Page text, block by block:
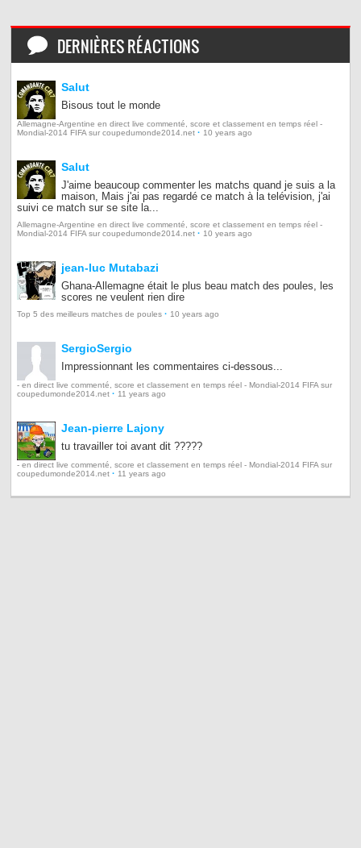
DERNIÈRES RÉACTIONS
Salut
Bisous tout le monde
Allemagne-Argentine en direct live commenté, score et classement en temps réel -
Mondial-2014 FIFA sur coupedumonde2014.net · 10 years ago
Salut
J'aime beaucoup commenter les matchs quand je suis a la
maison, Mais j'ai pas regardé ce match à la telévision, j'ai
suivi ce match sur se site la...
Allemagne-Argentine en direct live commenté, score et classement en temps réel -
Mondial-2014 FIFA sur coupedumonde2014.net · 10 years ago
jean-luc Mutabazi
Ghana-Allemagne était le plus beau match des poules, les
scores ne veulent rien dire
Top 5 des meilleurs matches de poules · 10 years ago
SergioSergio
Impressionnant les commentaires ci-dessous...
- en direct live commenté, score et classement en temps réel - Mondial-2014 FIFA sur
coupedumonde2014.net · 11 years ago
Jean-pierre Lajony
tu travailler toi avant dit ?????
- en direct live commenté, score et classement en temps réel - Mondial-2014 FIFA sur
coupedumonde2014.net · 11 years ago